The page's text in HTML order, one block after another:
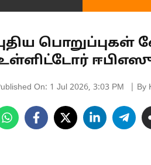
On: 1 Jul 2026, 3:03 PM | By